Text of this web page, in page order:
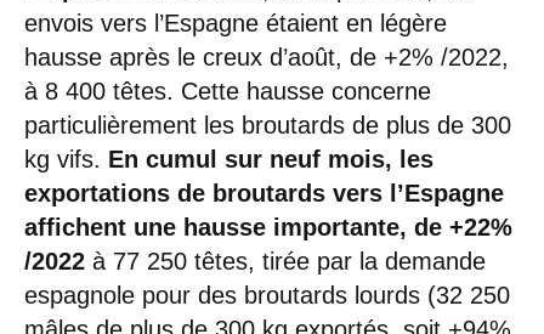
envois vers l’Espagne étaient en légère
hausse après le creux d’août, de +2% /2022,
à 8 400 têtes. Cette hausse concerne
particulièrement les broutards de plus de 300
kg vifs. En cumul sur neuf mois, les
exportations de broutards vers l’Espagne
affichent une hausse importante, de +22%
/2022 à 77 250 têtes, tirée par la demande
espagnole pour des broutards lourds (32 250